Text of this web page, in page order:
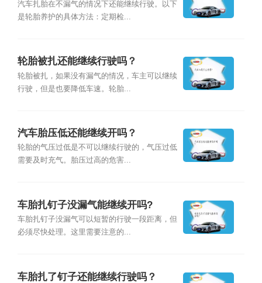
汽车扎胎在不漏气的情况下还能继续行驶。以下
是轮胎养护的具体方法：定期检...
轮胎被扎还能继续行驶吗？
轮胎被扎，如果没有漏气的情况，车主可以继续
行驶，但是也要降低车速。轮胎...
汽车胎压低还能继续开吗？
轮胎的气压过低是不可以继续行驶的，气压过低
需要及时充气。胎压过高的危害...
车胎扎钉子没漏气能继续开吗?
车胎扎钉子没漏气可以短暂的行驶一段距离，但
必须尽快处理。这里需要注意的...
车胎扎了钉子还能继续行驶吗？